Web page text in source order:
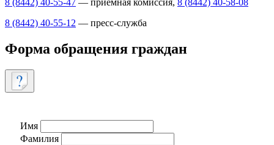
8 (8442) 40-55-47 — приемная комиссия, 8 (8442) 40-58-08
8 (8442) 40-55-12 — пресс-служба
Форма обращения граждан
Имя
Фамилия